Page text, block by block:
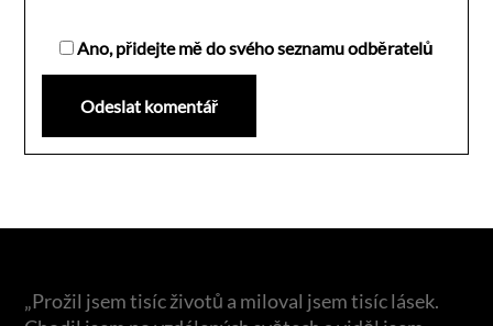
Ano, přidejte mě do svého seznamu odběratelů
„Prožil jsem tisíc životů a miloval jsem tisíc lásek.